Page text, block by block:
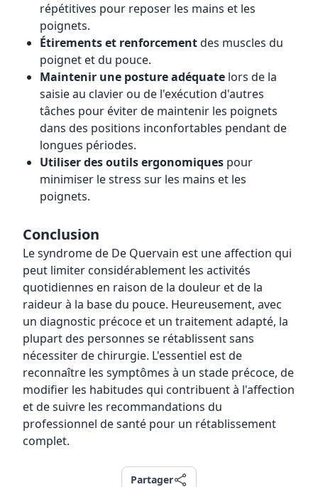
répétitives pour reposer les mains et les
poignets.
Étirements et renforcementdes muscles du
poignet et du pouce.
Maintenir une posture adéquate lors de la
saisie au clavier ou de l'exécution d'autres
tâches pour éviter de maintenir les poignets
dans des positions inconfortables pendant de
longues périodes.
Utiliser des outils ergonomiques pour
minimiser le stress sur les mains et les
poignets.
Conclusion
Le syndrome de De Quervain est une affection qui
peut limiter considérablement les activités
quotidiennes en raison de la douleur et de la
raideur à la base du pouce. Heureusement, avec
un diagnostic précoce et un traitement adapté, la
plupart des personnes se rétablissent sans
nécessiter de chirurgie. L'essentiel est de
reconnaître les symptômes à un stade précoce, de
modifier les habitudes qui contribuent à l'affection
et de suivre les recommandations du
professionnel de santé pour un rétablissement
complet.
Partager
Partager